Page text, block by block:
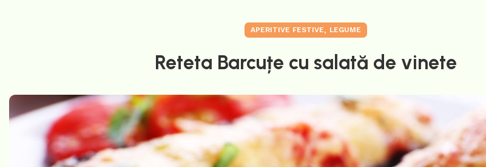
APERITIVE FESTIVE, LEGUME
Reteta Barcuțe cu salată de vinete